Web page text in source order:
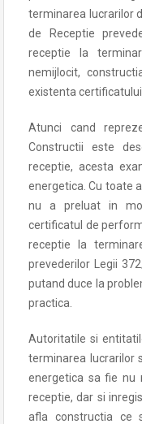
terminarea lucrarilor
de Receptie
receptie la
nemijlocit,
existenta
Atunci cand
Constructii este
receptie, acesta
energetica. Cu toate
nu a preluat in
certificatul de
receptie la
prevederilor Legii
putand duce la
practica.
Autoritatile si
terminarea lucrarilor
energetica sa fie nu
receptie, dar si
afla constructia ce